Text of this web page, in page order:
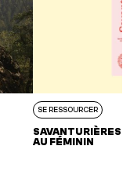
SE RESSOURCER
SAVANTURIÈRES.
AU FÉMININ